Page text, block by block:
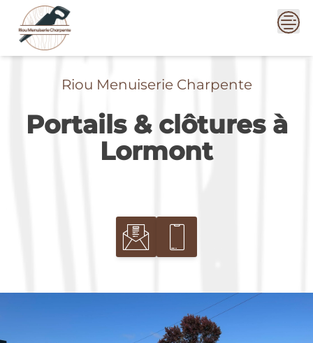
content
Riou Menuiserie Charpente
Portails & clôtures à
Lormont